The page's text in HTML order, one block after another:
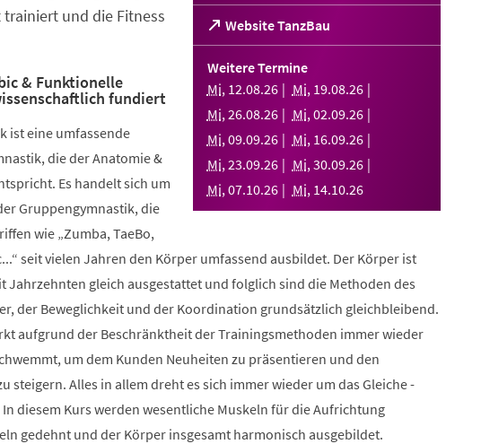
Website TanzBau
(Öffnet
in
einem
neuen
Tab)
Weitere Termine
Mi, 12.08.26 Mi, 19.08.26
Mi,26.08.26 Mi,02.09.26
Mi,09.09.26 Mi, 16.09.26
Mi,23.09.26 Mi,30.09.26
Mi,07.10.26 Mi, 14.10.26
und die Fitness
& Funktionelle
fundiert
ist eine umfassende
die der Anatomie &
Es handelt sich um
Gruppengymnastik, die
wie „Zumba, TaeBo,
seit vielen Jahren den Körper umfassend ausbildet. Der Körper ist
Jahrzehnten gleich ausgestattet und folglich sind die Methoden des
der Beweglichkeit und der Koordination grundsätzlich gleichbleibend.
aufgrund der Beschränktheit der Trainingsmethoden immer wieder
um dem Kunden Neuheiten zu präsentieren und den
steigern. Alles in allem dreht es sich immer wieder um das Gleiche -
diesem Kurs werden wesentliche Muskeln für die Aufrichtung
gedehnt und der Körper insgesamt harmonisch ausgebildet.